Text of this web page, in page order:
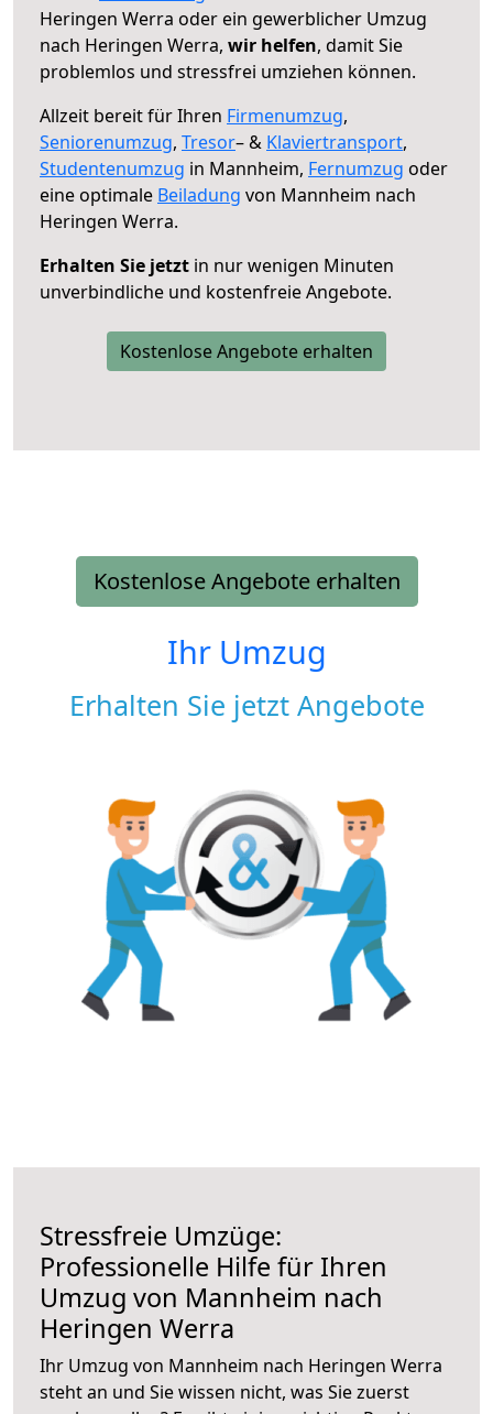
Heringen Werra oder ein gewerblicher Umzug
nach Heringen Werra, wir helfen, damit Sie
problemlos und stressfrei umziehen können.
Allzeit bereit für Ihren Firmenumzug,
Seniorenumzug, Tresor– & Klaviertransport,
Studentenumzug in Mannheim, Fernumzug oder
eine optimale Beiladung von Mannheim nach
Heringen Werra.
Erhalten Sie jetzt in nur wenigen Minuten
unverbindliche und kostenfreie Angebote.
Kostenlose Angebote erhalten
Kostenlose Angebote erhalten
Ihr Umzug
Erhalten Sie jetzt Angebote
Stressfreie Umzüge:
Professionelle Hilfe für Ihren
Umzug von Mannheim nach
Heringen Werra
Ihr Umzug von Mannheim nach Heringen Werra
steht an und Sie wissen nicht, was Sie zuerst